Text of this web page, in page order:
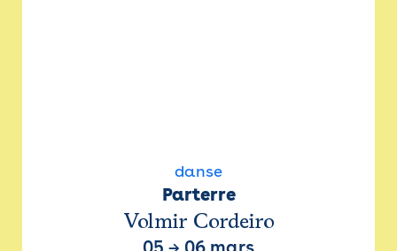
danse
Parterre
Volmir Cordeiro